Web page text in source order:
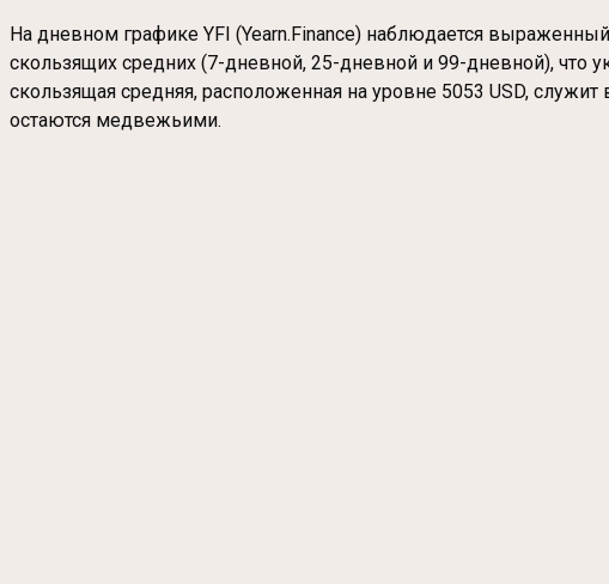
На дневном графике YFI (Yearn.Finance) наблюдается
скользящих средних (7-дневной, 25-дневной и 99-дневной), что
скользящая средняя, расположенная на уровне 5053 USD,
остаются медвежьими.